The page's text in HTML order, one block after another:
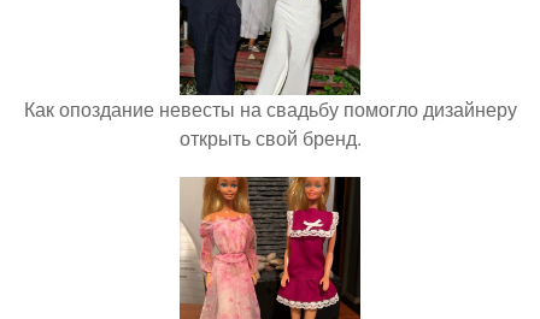
Как опоздание невесты на свадьбу помогло дизайнеру
открыть свой бренд.